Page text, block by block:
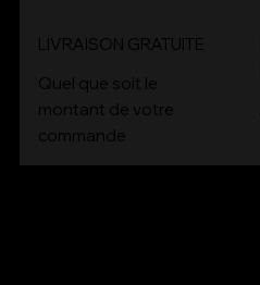
LIVRAISON GRATUITE
Quel que soit le
montant de votre
commande